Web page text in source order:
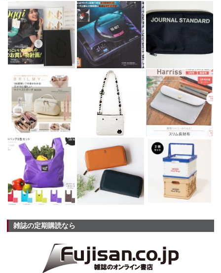
雑誌の定期購読なら